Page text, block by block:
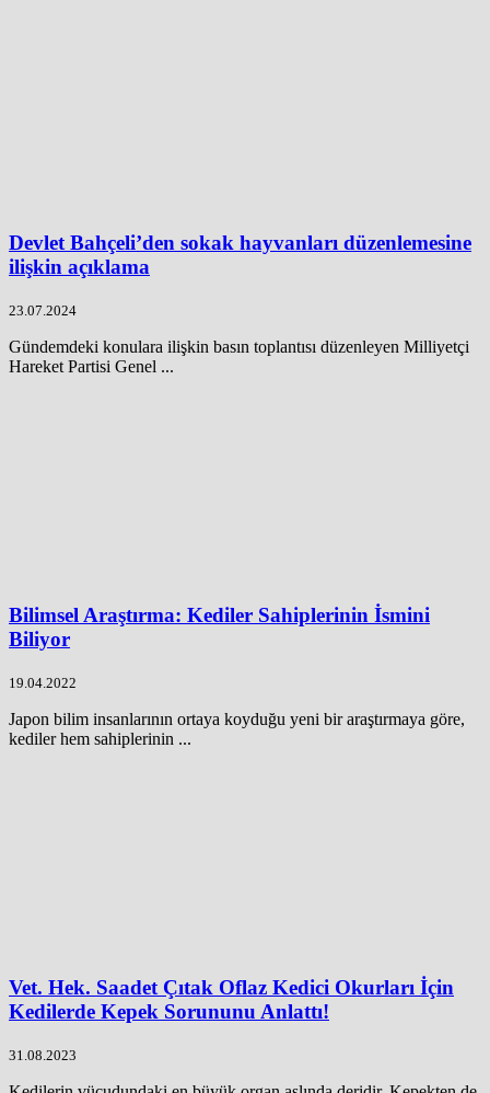
Devlet Bahçeli’den sokak hayvanları düzenlemesine
ilişkin açıklama
23.07.2024
Gündemdeki konulara ilişkin basın toplantısı düzenleyen Milliyetçi
Hareket Partisi Genel ...
Bilimsel Araştırma: Kediler Sahiplerinin İsmini
Biliyor
19.04.2022
Japon bilim insanlarının ortaya koyduğu yeni bir araştırmaya göre,
kediler hem sahiplerinin ...
Vet. Hek. Saadet Çıtak Oflaz Kedici Okurları İçin
Kedilerde Kepek Sorununu Anlattı!
31.08.2023